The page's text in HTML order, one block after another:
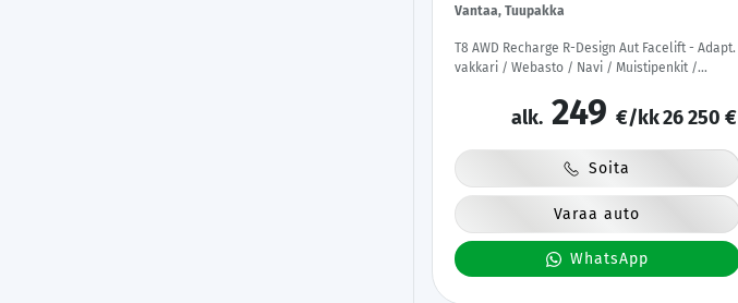
Vantaa, Tuupakka
T8 AWD Recharge R-Design Aut Facelift - Adapt.
vakkari / Webasto / Navi / Muistipenkit /
alk. 249 €/kk26 250 €
Soita
Varaa auto
WhatsApp